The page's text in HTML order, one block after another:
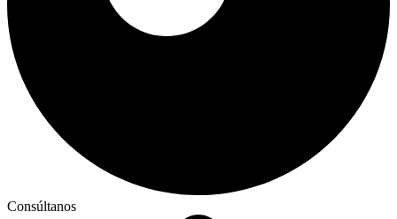
Consúltanos